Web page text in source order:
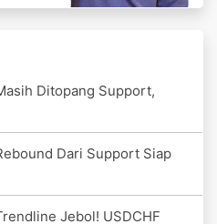
Ditopang Support,
Dari Support Siap
Jebol! USDCHF